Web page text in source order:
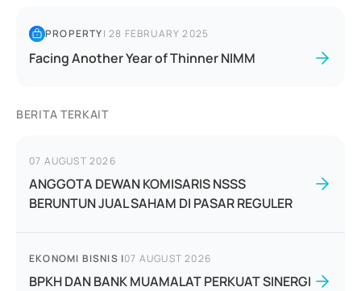
PROPERTY|28 FEBRUARY 2025
Facing Another Year of Thinner NIMM
BERITA TERKAIT
07 AUGUST 2026
ANGGOTA DEWAN KOMISARIS NSSS
BERUNTUN JUAL SAHAM DI PASAR REGULER
EKONOMI BISNIS |07 AUGUST 2026
BPKH DAN BANK MUAMALAT PERKUAT SINERGI